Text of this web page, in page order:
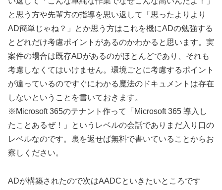
と思う方や先輩方の指導を思い返して「思ったよりより
AD簡単じゃね？」とか思う方はこれを機にADの勉強する
とどれだけ考慮ポイントがあるのかわかると思います。実
案件の場合は既存ADがあるのがほとんどであり、それも
考慮しなくてはいけません。環境ごとに考慮するポイント
が違っているのですぐにわかる魔法のドキュメントは存在
しないということを書いておきます。
※Microsoft 365のテナント作って「Microsoft 365 導入し
たことあるぜ！」というレベルの会話でありまだ入り口の
レベルなのです。裏を返せば無料で書いていることからお
察しください。
ADが構築されたので次はAADCといきたいところです